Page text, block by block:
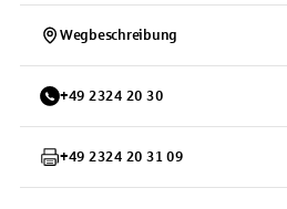
Wegbeschreibung
+49 2324 20 30
+49 2324 20 31 09